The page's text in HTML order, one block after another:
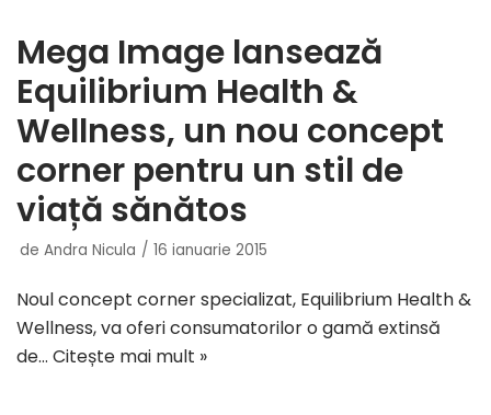
Mega Image lansează
Equilibrium Health &
Wellness, un nou concept
corner pentru un stil de
viață sănătos
de Andra Nicula 16 ianuarie 2015
Noul concept corner specializat, Equilibrium Health &
Wellness, va oferi consumatorilor o gamă extinsă
de… Citește mai mult »